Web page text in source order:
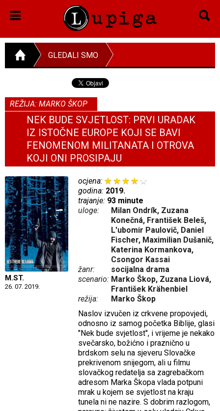
GLEDALI SMO
REŽIJA: MARKO ŠKOP
NEK BUDE SVJETLOST: PRVI URADAK
IZ ISTOČNE EUROPE KOJI SE BAVI
FENOMENOM MILITANATA I OTROVA
KOJI ONI PROSIPAJU
M.ST.
26. 07. 2019.
ocjena:
godina: 2019.
trajanje: 93 minute
uloge:
Milan Ondrík, Zuzana
Konečná, František Beleš,
L'ubomir Paulovič, Daniel
Fischer, Maximilian Dušanič,
Katerina Kormankova,
Csongor Kassai
žanr:
socijalna drama
scenario: Marko Škop, Zuzana Liová,
František Krähenbiel
režija:
Marko Škop
Naslov izvučen iz crkvene propovjedi,
odnosno iz samog početka Biblije, glasi
"Nek bude svjetlost", i vrijeme je nekako
svečarsko, božićno i praznično u
brdskom selu na sjeveru Slovačke
prekrivenom snijegom, ali u filmu
slovačkog redatelja sa zagrebačkom
adresom Marka Škopa vlada potpuni
mrak u kojem se svjetlost na kraju
tunela ni ne nazire. S dobrim razlogom,